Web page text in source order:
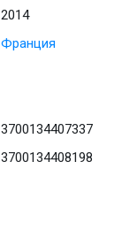
2014
Франция
3700134407337
3700134408198